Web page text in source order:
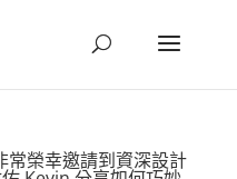
常榮幸邀請到資深設計